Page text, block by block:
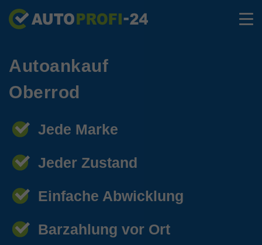
Autoankauf
Oberrod
Jede Marke
Jeder Zustand
Einfache Abwicklung
Barzahlung vor Ort